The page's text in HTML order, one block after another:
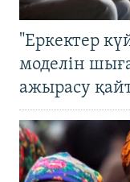
"Еркектер
моделін
ажырасу